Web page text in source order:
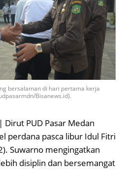
bersalaman di hari pertama kerja
Bisanews.id).
| Dirut PUD Pasar Medan
perdana pasca libur Idul Fitri
Suwarno mengingatkan
disiplin dan bersemangat